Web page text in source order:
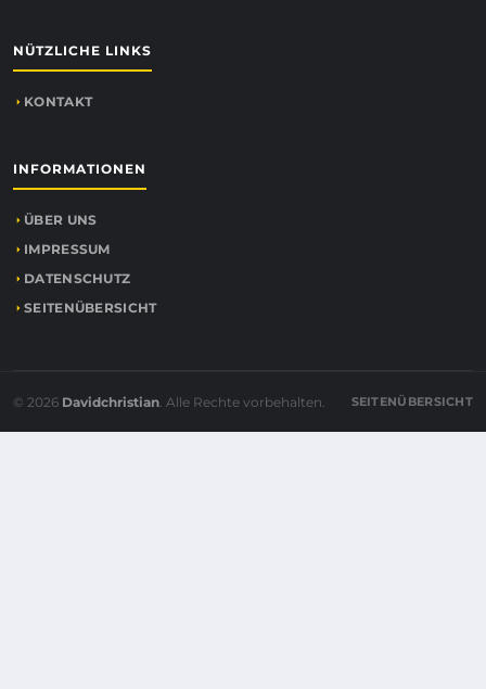
NÜTZLICHE LINKS
KONTAKT
INFORMATIONEN
ÜBER UNS
IMPRESSUM
DATENSCHUTZ
SEITENÜBERSICHT
© 2026 Davidchristian. Alle Rechte vorbehalten. SEITENÜBERSICHT